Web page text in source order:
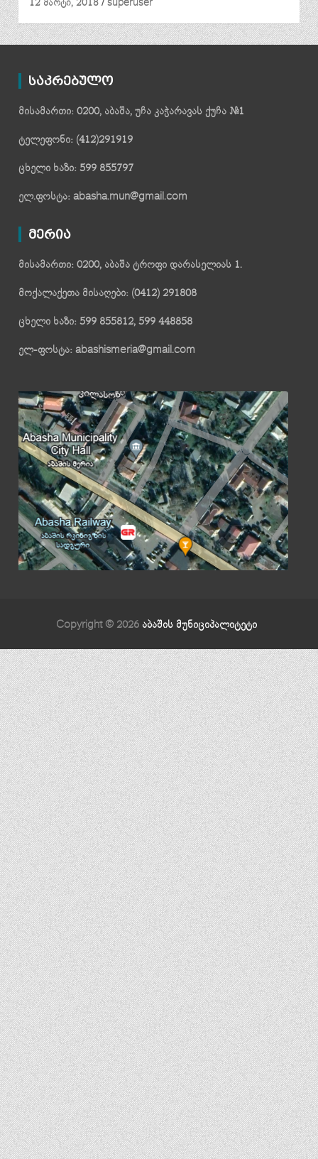
12 მარტი, 2018 superuser
საკრებულო
მისამართი: 0200, აბაშა, უჩა კაჭარავას ქუჩა №1
ტელეფონი: (412)291919
ცხელი ხაზი: 599 855797
ელ.ფოსტა: abasha.mun@gmail.com
მერია
მისამართი: 0200, აბაშა ტროფი დარასელიას 1.
მოქალაქეთა მისაღები: (0412) 291808
ცხელი ხაზი: 599 855812, 599 448858
ელ-ფოსტა: abashismeria@gmail.com
Copyright © 2026 აბაშის მუნიციპალიტეტი